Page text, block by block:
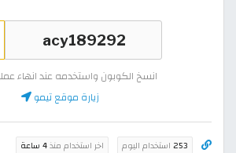
انسخ الكوبون واستخدمه عند انهاء
زيارة موقع تيمو
253 استخدام اليوم اخر استخدام منذ4 ساعة